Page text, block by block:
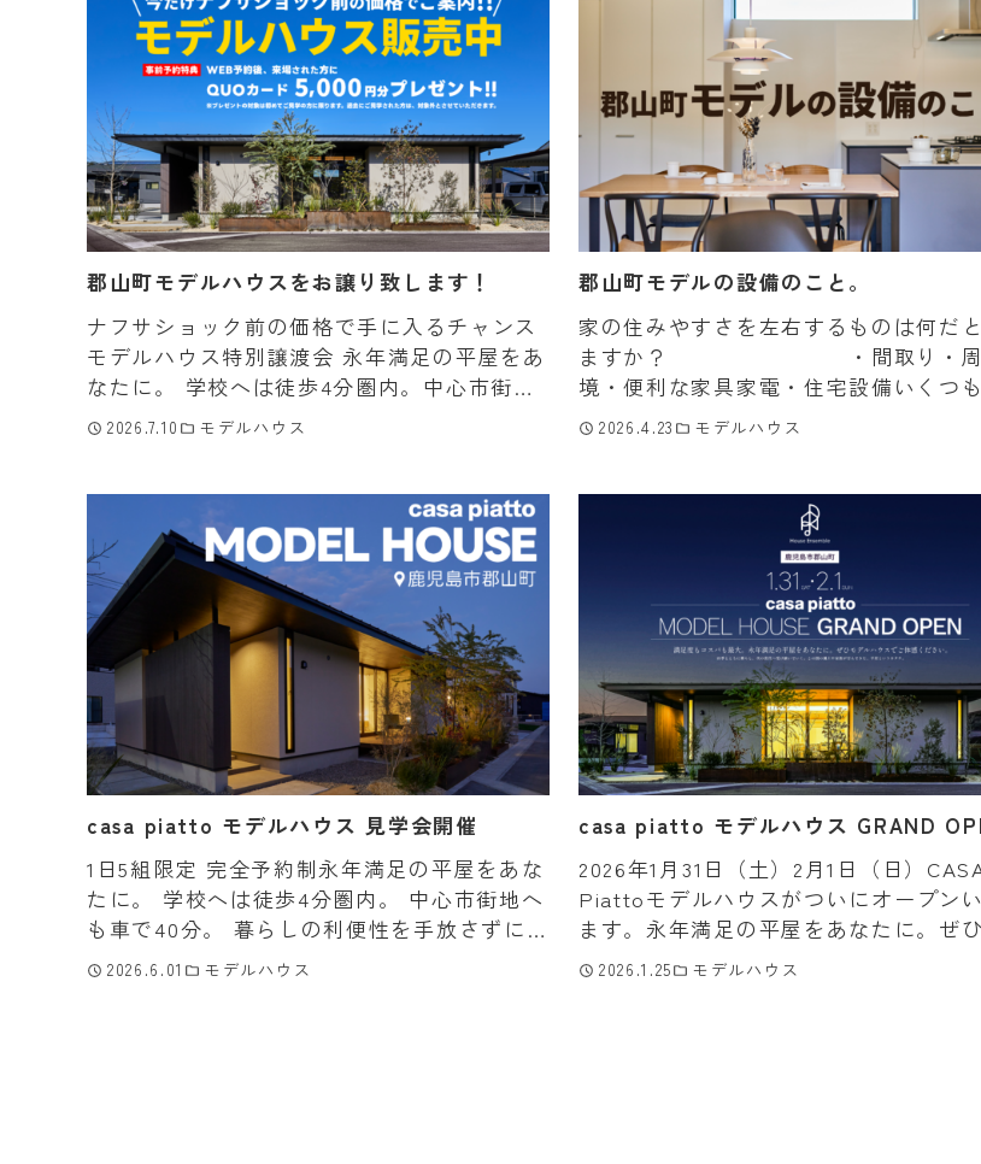
郡山町モデルハウスをお譲り致します！
ナフサショック前の価格で手に入るチャンス
モデルハウス特別譲渡会 永年満足の平屋をあ
なたに。 学校へは徒歩4分圏内。中心市街地
へも車で40分。暮らしの利便性を手放さず
2026.7.10 モデルハウス
郡山町モデルの設備のこと。
家の住みやすさを左右するものは何だ
ますか？ ・間取り・周
境・便利な家具家電・住宅設備いくつ
素がありますが今日は住宅設備のお話で
2026.4.23 モデルハウス
casa piatto モデルハウス 見学会開催
1日5組限定 完全予約制永年満足の平屋をあな
たに。 学校へは徒歩4分圏内。 中心市街地へ
も車で40分。 暮らしの利便性を手放さずに、
長閑な自然に包まれた暮らし。 リビングから
2026.6.01 モデルハウス
casa piatto モデルハウス GRAND
2026年1月31日（土）2月1日（日）
Piattoモデルハウスがついにオープン
ます。永年満足の平屋をあなたに。ぜ
ルハウスでご体感ください。 四季とと
2026.1.25 モデルハウス